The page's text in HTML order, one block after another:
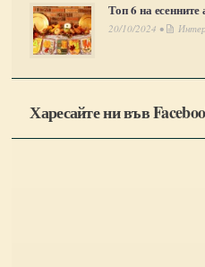
Топ 6 на есенните
20/10/2024 •
Харесайте ни във